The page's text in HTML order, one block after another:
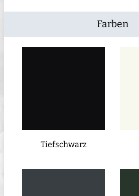
Farben
Tiefschwarz